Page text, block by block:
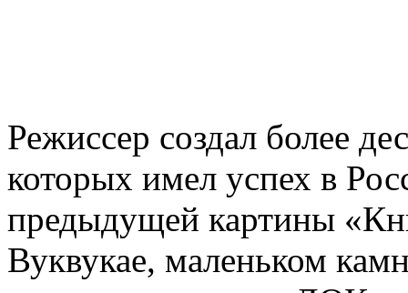
Режиссер создал более
которых имел успех в
предыдущей картины
Вуквукае, маленьком